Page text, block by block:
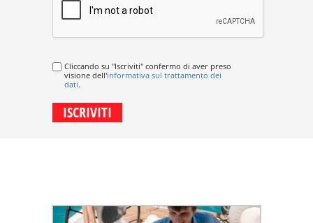
Cliccando su "Iscriviti" confermo di aver preso
visione dell'informativa sul trattamento dei
dati.